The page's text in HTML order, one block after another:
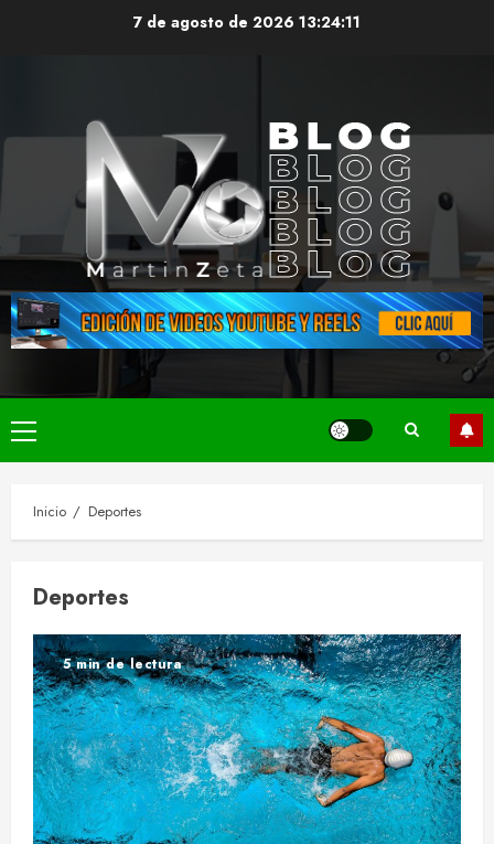
7 de agosto de 2026 13:24:11
Menú
principal
Inicio Deportes
Deportes
5 min de lectura